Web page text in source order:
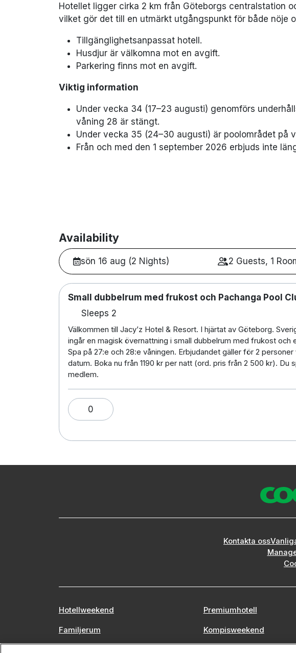
Hotellet ligger cirka 2 km från Göteborgs centralstation
vilket gör det till en utmärkt utgångspunkt för både nöje
Tillgänglighetsanpassat hotell.
Husdjur är välkomna mot en avgift.
Parkering finns mot en avgift.
Viktig information
Under vecka 34 (17–23 augusti) genomförs
våning 28 är stängt.
Under vecka 35 (24–30 augusti) är poolområdet på
Från och med den 1 september 2026 erbjuds inte
Availability
sön 16 aug (2 Nights) 2 Guests, 1
Small dubbelrum med frukost och Pachanga Pool
Sleeps 2
Välkommen till Jacy’z Hotel & Resort. I hjärtat av Göteborg.
ingår en magisk övernattning i small dubbelrum med frukost och
Spa på 27:e och 28:e våningen. Erbjudandet gäller för 2
datum. Boka nu från 1190 kr per natt (ord. pris från 2 500 kr). Du
medlem.
0
Kontakta oss
Hotellweekend
Familjerum
Premiumhotell
Kompisweekend